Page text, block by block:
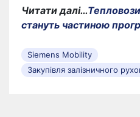
Читати далі…
стануть частиною
Siemens Mobility
Закупівля залізничного